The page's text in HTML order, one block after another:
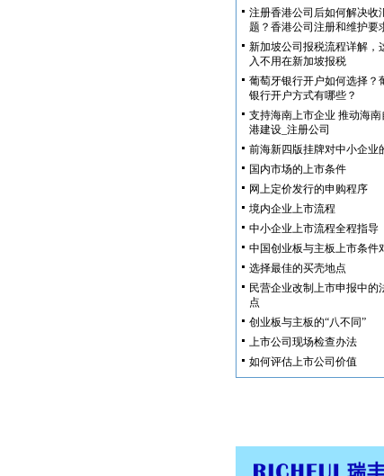
注册香港公司后如何解决收
题？香港公司注册和维护要
新加坡公司报税流程详解，
入不用在新加坡报税
葡萄牙银行开户如何选择？
银行开户方式有哪些？
支持海南上市企业 推动海南
港建设_注册公司
前海新四版挂牌对中小企业
国内市场的上市条件
网上定价发行的申购程序
境内企业上市流程
中小企业上市流程全程指导
中国创业板与主板上市条件
选择最佳的买壳地点
民营企业改制上市申报中的
点
创业板与主板的“八不同”
上市公司现场检查办法
如何评估上市公司价值